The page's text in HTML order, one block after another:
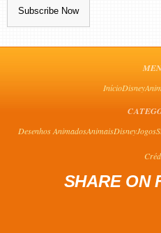
InícioDisney
Desenhos AnimadosAnimaisDisneyJogos
SHARE ON